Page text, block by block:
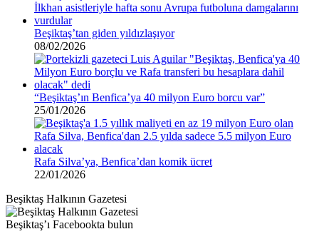
Beşiktaş’tan giden yıldızlaşıyor
08/02/2026
“Beşiktaş’ın Benfica’ya 40 milyon Euro borcu var”
25/01/2026
Rafa Silva’ya, Benfica’dan komik ücret
22/01/2026
Beşiktaş Halkının Gazetesi
Beşiktaş’ı Facebookta bulun